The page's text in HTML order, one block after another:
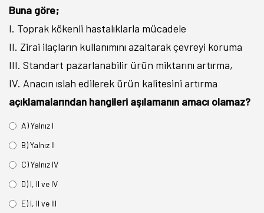
Buna göre;
I. Toprak kökenli hastalıklarla mücadele
II. Zirai ilaçların kullanımını azaltarak çevreyi koruma
III. Standart pazarlanabilir ürün miktarını artırma,
IV. Anacın ıslah edilerek ürün kalitesini artırma
açıklamalarından hangileri aşılamanın amacı olamaz?
A) Yalnız I
B) Yalnız II
C) Yalnız IV
D) I, II ve IV
E) I, II ve III